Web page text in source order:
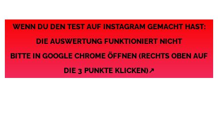
WENN DU DEN TEST AUF INSTAGRAM GEMACHT HAST:
DIE AUSWERTUNG FUNKTIONIERT NICHT
BITTE IN GOOGLE CHROME ÖFFNEN (RECHTS OBEN AUF
DIE 3 PUNKTE KLICKEN)↗️